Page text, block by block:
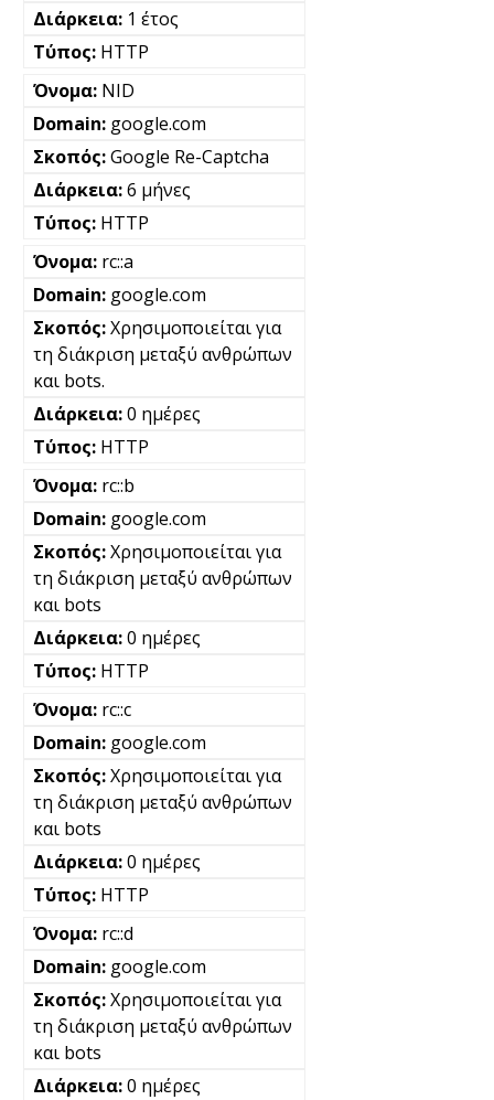
1 έτος
HTTP
NID
google.com
Google Re-Captcha
6 μήνες
HTTP
rc::a
google.com
Χρησιμοποιείται για
τη διάκριση μεταξύ ανθρώπων
και bots.
0 ημέρες
HTTP
rc::b
google.com
Χρησιμοποιείται για
τη διάκριση μεταξύ ανθρώπων
και bots
0 ημέρες
HTTP
rc::c
google.com
Χρησιμοποιείται για
τη διάκριση μεταξύ ανθρώπων
και bots
0 ημέρες
HTTP
rc::d
google.com
Χρησιμοποιείται για
τη διάκριση μεταξύ ανθρώπων
και bots
0 ημέρες